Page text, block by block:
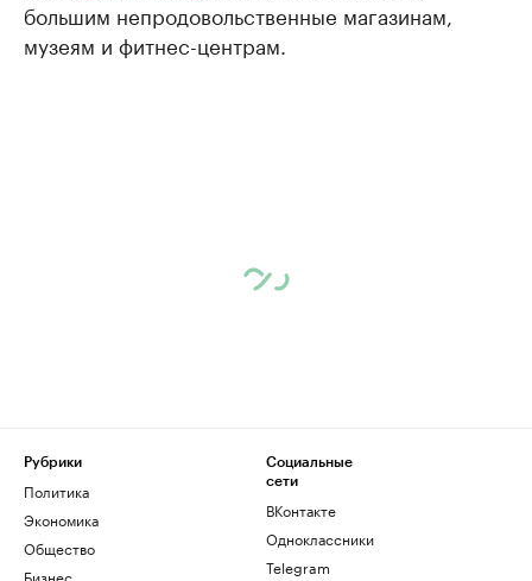
большим непродовольственные магазинам,
музеям и фитнес-центрам.
Рубрики
Политика
Экономика
Общество
Бизнес
Социальные
сети
ВКонтакте
Одноклассники
Telegram